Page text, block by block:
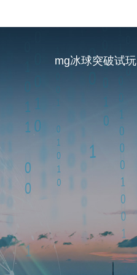
mg冰球突破试玩